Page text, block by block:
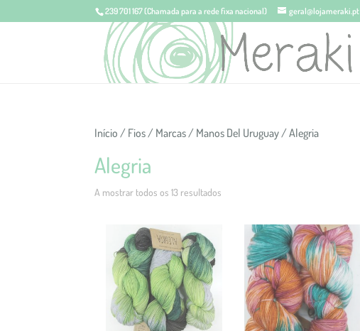
239 701 167(Chamada para a rede fixa nacional) geral@lojameraki.pt
Início / Fios/ Marcas/ Manos Del Uruguay/ Alegria
Alegria
A mostrar todos os 13 resultados